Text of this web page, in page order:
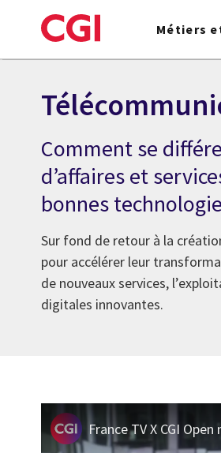
to
Métiers
Comment se
d’affaires et
bonnes
Sur fond de retour à la
pour accélérer leur
de nouveaux services,
digitales innovantes.
France TV X CGI